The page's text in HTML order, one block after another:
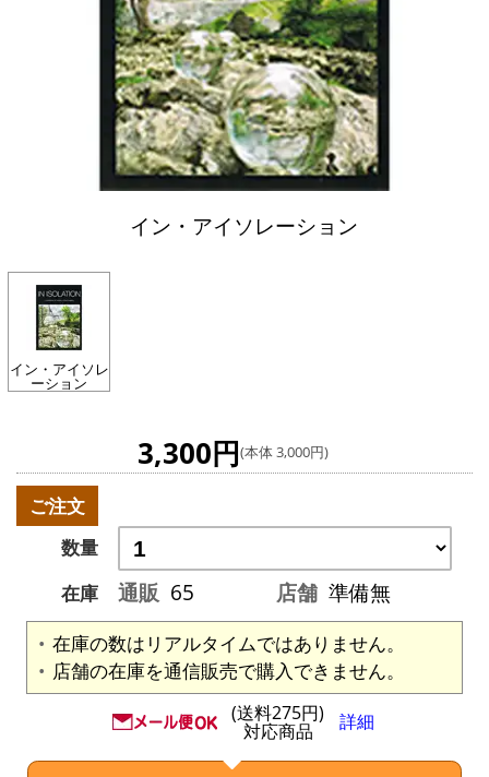
イン・アイソレーション
イン・アイソレ
ーション
3,300円(本体 3,000円)
ご注文
数量
在庫
通販 65 店舗 準備無
在庫の数はリアルタイムではありません。
店舗の在庫を通信販売で購入できません。
(送料275円)
対応商品 詳細